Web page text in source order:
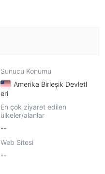
Sunucu Konumu
Amerika Birleşik Devletl
eri
En çok ziyaret edilen
ülkeler/alanlar
--
Web Sitesi
--